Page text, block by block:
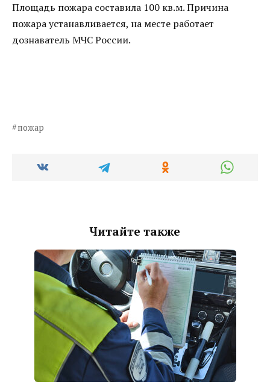
Площадь пожара составила 100 кв.м. Причина
пожара устанавливается, на месте работает
дознаватель МЧС России.
пожар
Читайте также